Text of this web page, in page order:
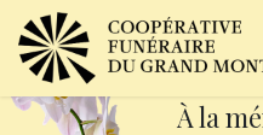
À la